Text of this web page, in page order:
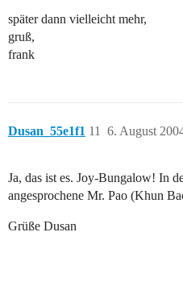
später dann vielleicht mehr,
gruß,
frank
Dusan_55e1f1 6. August
11
Ja, das ist es. Joy-Bungalow! In
angesprochene Mr. Pao (Khun
Grüße Dusan